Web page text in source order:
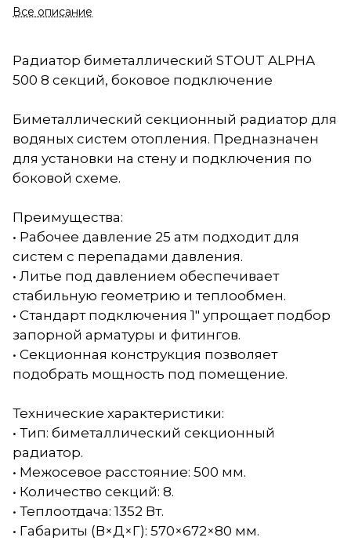
Все описание
Радиатор биметаллический STOUT ALPHA
500 8 секций, боковое подключение
Биметаллический секционный радиатор для
водяных систем отопления. Предназначен
для установки на стену и подключения по
боковой схеме.
Преимущества:
• Рабочее давление 25 атм подходит для
систем с перепадами давления.
• Литье под давлением обеспечивает
стабильную геометрию и теплообмен.
• Стандарт подключения 1" упрощает подбор
запорной арматуры и фитингов.
• Секционная конструкция позволяет
подобрать мощность под помещение.
Технические характеристики:
• Тип: биметаллический секционный
радиатор.
• Межосевое расстояние: 500 мм.
• Количество секций: 8.
• Теплоотдача: 1352 Вт.
• Габариты (В×Д×Г): 570×672×80 мм.